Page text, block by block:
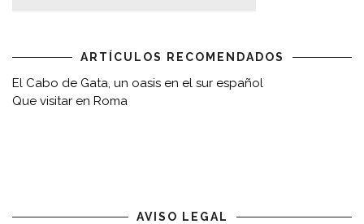
ARTÍCULOS RECOMENDADOS
El Cabo de Gata, un oasis en el sur español
Que visitar en Roma
AVISO LEGAL